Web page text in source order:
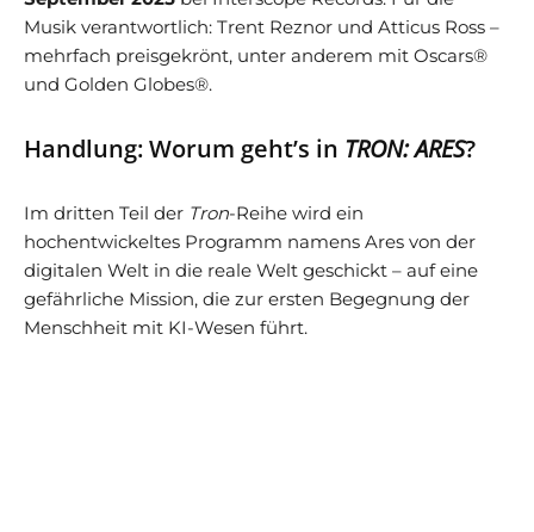
Musik verantwortlich: Trent Reznor und Atticus Ross –
mehrfach preisgekrönt, unter anderem mit Oscars®
und Golden Globes®.
Handlung: Worum geht’s in TRON: ARES?
Im dritten Teil der Tron-Reihe wird ein
hochentwickeltes Programm namens Ares von der
digitalen Welt in die reale Welt geschickt – auf eine
gefährliche Mission, die zur ersten Begegnung der
Menschheit mit KI-Wesen führt.